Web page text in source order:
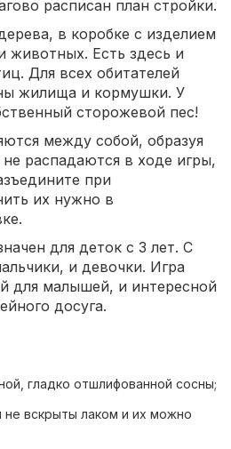
расписан план стройки.
в коробке с изделием
животных. Есть здесь и
Для всех обитателей
жилища и кормушки. У
сторожевой пес!
между собой, образуя
распадаются в ходе игры,
при
их нужно в
для деток с 3 лет. С
и девочки. Игра
для малышей, и интересной
досуга.
гладко отшлифованной сосны;
вскрыты лаком и их можно